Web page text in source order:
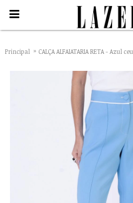
Principal CALÇA ALFAIATARIA RETA - Azul ceu